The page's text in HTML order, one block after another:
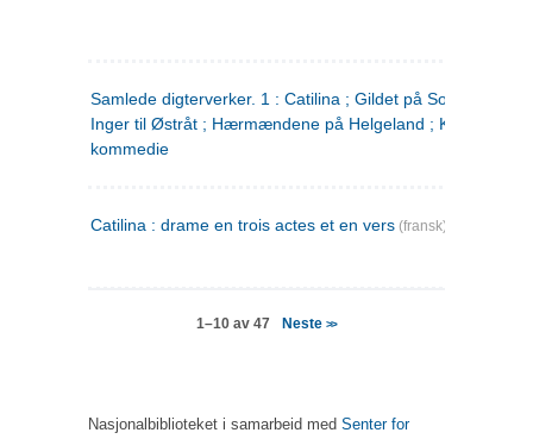
Samlede digterverker. 1 : Catilina ; Gildet på Solhaug ; Fru
Inger til Østråt ; Hærmændene på Helgeland ;
kommedie
Catilina : drame en trois actes et en vers (fransk)
1–10 av 47 Neste>>
Nasjonalbiblioteket i samarbeid med Senter for